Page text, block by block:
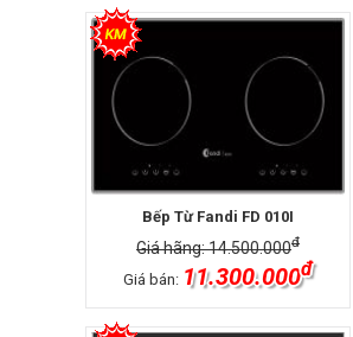
Bếp Từ Fandi FD 010I
Giá hãng: 14.500.000đ
Giá bán: 11.300.000đ